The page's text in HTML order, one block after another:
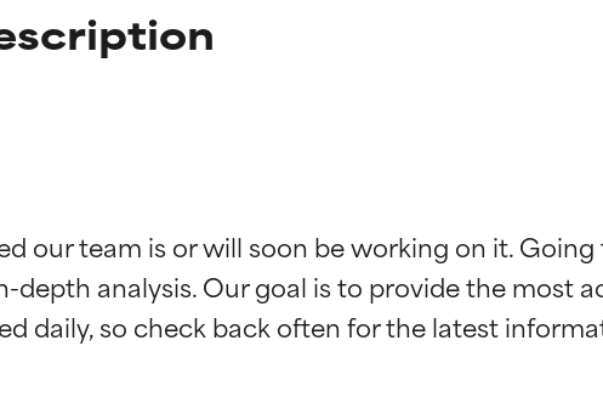
our team is or will soon be working on it.
analysis. Our goal is to provide the most